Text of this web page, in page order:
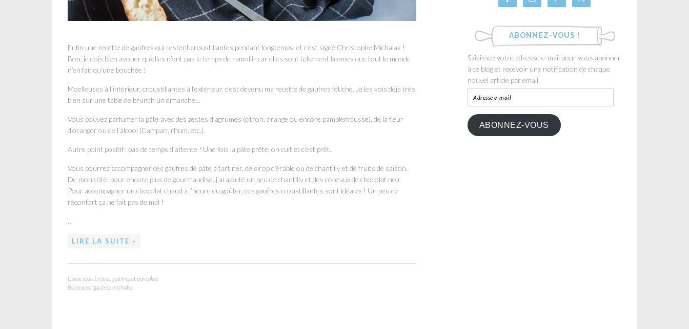
Enfin une recette de gaufres qui restent croustillantes pendant longtemps, et c’est signé Christophe Michalak !
Bon, je dois bien avouer qu’elles n’ont pas le temps de ramollir car elles sont tellement bonnes que tout le monde
n’en fait qu’une bouchée !
Moelleuses à l’intérieur, croustillantes à l’extérieur, c’est devenu ma recette de gaufres fétiche. Je les vois déjà très
bien sur une table de brunch un dimanche…
Vous pouvez parfumer la pâte avec des zestes d’agrumes (citron, orange ou encore pamplemousse), de la fleur
d’oranger ou de l’alcool (Campari, rhum, etc.).
Autre point positif : pas de temps d’attente ! Une fois la pâte prête, on cuit et c’est prêt.
Vous pourrez accompagner ces gaufres de pâte à tartiner, de sirop d’érable ou de chantilly et de fruits de saison.
De mon côté, pour encore plus de gourmandise, j’ai ajouté un peu de chantilly et des copeaux de chocolat noir.
Pour accompagner un chocolat chaud à l’heure du goûter, ces gaufres croustillantes sont idéales ! Un peu de
réconfort ça ne fait pas de mal !
…
LIRE LA SUITE »
Classé sous :Crêpes, gauffres et pancakes
Balisé avec :gaufres michalak
ABONNEZ-VOUS !
Saisissez votre adresse e-mail pour vous abonner
à ce blog et recevoir une notification de chaque
nouvel article par email.
ABONNEZ-VOUS